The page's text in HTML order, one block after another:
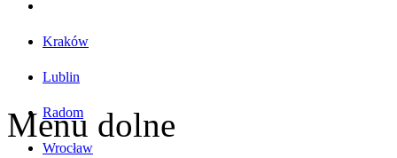
Kraków
Lublin
Radom
Wrocław
Menu dolne